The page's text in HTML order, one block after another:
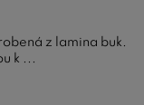
z lamina buk.
k ...